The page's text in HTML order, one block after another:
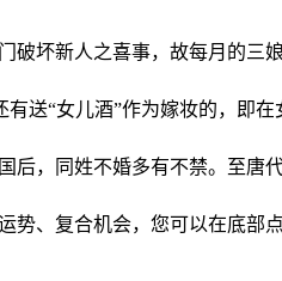
坏新人之喜事，故每月的三
送“女儿酒”作为嫁妆的，即
，同姓不婚多有不禁。至唐
、复合机会，您可以在底部